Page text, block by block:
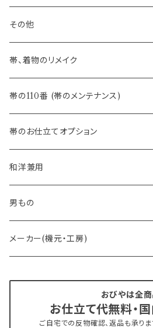
３万円台♪高見え袋帯・名古屋帯
八寸名古屋帯 (松葉仕立て)
- オールシーズン帯
- 夏帯
- 半幅帯
- 大人兵児帯
- おびやオリジナル・別注
- オーダー帯
- 京袋帯・開き仕立て
- 新古帯、中古・リサイクル帯 (メンテ
-おびやオリジナル
その他
-おびやオリジナル
-フィカレ
帯、着物のリメイク
帯の110番 (帯のメンテナンス)
帯のお仕立てオプション
和洋兼用
男もの
メーカー(機元・工房)
博多織 西村織物
おびやは全
お仕立て代無料・
ご自宅での反物確認、返品も承りま